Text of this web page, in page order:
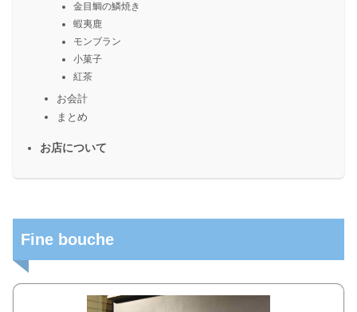
金目鯛の鱗焼き
蝦夷鹿
モンブラン
小菓子
紅茶
お会計
まとめ
お店について
Fine bouche